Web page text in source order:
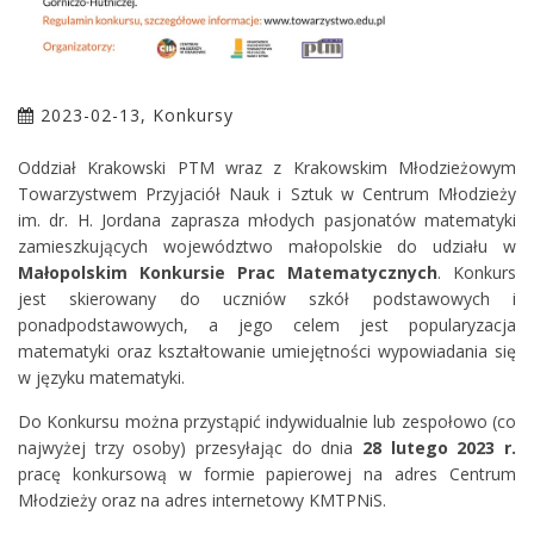
2023-02-13, Konkursy
Oddział Krakowski PTM wraz z Krakowskim Młodzieżowym
Towarzystwem Przyjaciół Nauk i Sztuk w Centrum Młodzieży
im. dr. H. Jordana zaprasza młodych pasjonatów matematyki
zamieszkujących województwo małopolskie do udziału w
Małopolskim Konkursie Prac Matematycznych. Konkurs
jest skierowany do uczniów szkół podstawowych i
ponadpodstawowych, a jego celem jest popularyzacja
matematyki oraz kształtowanie umiejętności wypowiadania się
w języku matematyki.
Do Konkursu można przystąpić indywidualnie lub zespołowo (co
najwyżej trzy osoby) przesyłając do dnia 28 lutego 2023 r.
pracę konkursową w formie papierowej na adres Centrum
Młodzieży oraz na adres internetowy KMTPNiS.